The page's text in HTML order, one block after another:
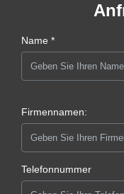
Name *
Firmennamen:
Telefonnummer